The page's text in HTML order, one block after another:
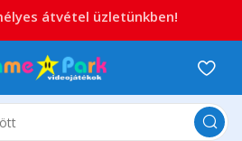
átvétel üzletünkben!